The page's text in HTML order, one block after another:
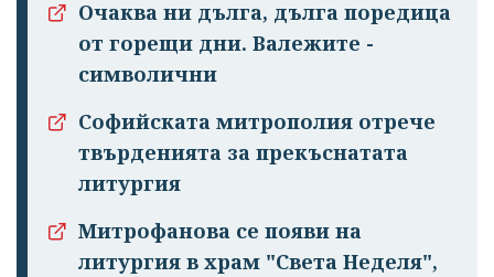
Успешно
излязохте от
Очаква ни дълга, дълга поредица
от горещи дни. Валежите -
символични
Софийската митрополия отрече
твърденията за прекъснатата
литургия
Митрофанова се появи на
литургия в храм "Света Неделя",